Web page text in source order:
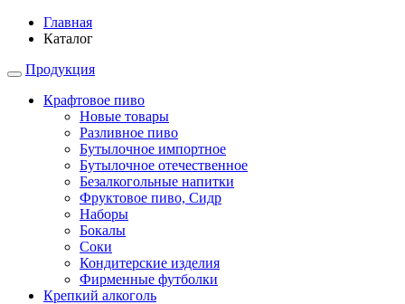
Главная
Каталог
Продукция
Крафтовое пиво
Новые товары
Разливное пиво
Бутылочное импортное
Бутылочное отечественное
Безалкогольные напитки
Фруктовое пиво, Сидр
Наборы
Бокалы
Соки
Кондитерские изделия
Фирменные футболки
Крепкий алкоголь